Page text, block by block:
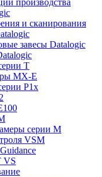
производства
и сканирования
завесы Datalogic
T
MX-E
P1x
серии M
VSM
VS